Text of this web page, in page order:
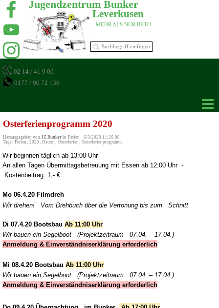
Jugendzentrum Bunker
... MEHR ALS NUR BETON
02 14 / 41 9 06
0177 / 90 72 136
Leverkusen
Osterferienprogramm 2020
Herausgegeben von JZ Bunker in Ferien · 6/3/2020 11:26:00
Tags: Ferien , 2020 , Ostern , Osterferien , Osterferienprogramm
Wir beginnen täglich ab 13:00 Uhr
An allen Tagen Übermittagsbetreuung mit Essen ab 12:00 Uhr -
Kostenbeitrag: 1,- €
Mo 06.4.20 Filmdreh
Wir drehen! Vom Drehbuch über die Vertonung bis zum Schnitt
Di 07.4.20 Bootsbau Ab 11:00 Uhr
Wir bauen ein Segelboot (Projektzeitraum 07.04. – 17.04.)
Anmeldung & Einverständniserklärung erforderlich
Mi 08.4.20 Bootsbau Ab 11:00 Uhr
Wir bauen ein Segelboot (Projektzeitraum 07.04. – 17.04.)
Anmeldung & Einverständniserklärung erforderlich